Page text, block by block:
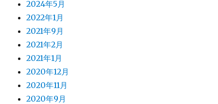
2024年5月
2022年1月
2021年9月
2021年2月
2021年1月
2020年12月
2020年11月
2020年9月